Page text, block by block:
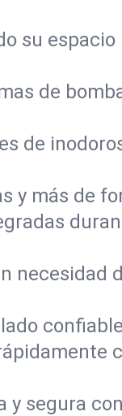
su
de
de
y más de
necesidad
y segura